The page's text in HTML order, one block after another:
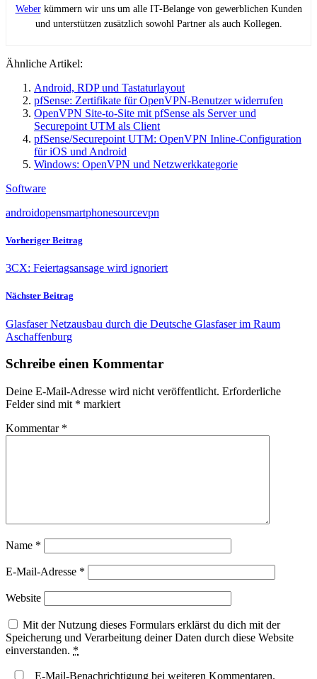
Weberkümmern wir uns um alle IT-Belange von gewerblichen Kunden
und unterstützen zusätzlich sowohl Partner als auch Kollegen.
Ähnliche Artikel:
Android, RDP und Tastaturlayout
pfSense: Zertifikate für OpenVPN-Benutzer widerrufen
OpenVPN Site-to-Site mit pfSense als Server und
Securepoint UTM als Client
pfSense/Securepoint UTM: OpenVPN Inline-Configuration
für iOS und Android
Windows: OpenVPN und Netzwerkkategorie
Software
androidopensmartphonesourcevpn
Vorheriger Beitrag
3CX: Feiertagsansage wird ignoriert
Nächster Beitrag
Glasfaser Netzausbau durch die Deutsche Glasfaser im Raum
Aschaffenburg
Schreibe einen Kommentar
Deine E-Mail-Adresse wird nicht veröffentlicht. Erforderliche
Felder sind mit * markiert
Kommentar *
Name *
E-Mail-Adresse *
Website
Mit der Nutzung dieses Formulars erklärst du dich mit der
Speicherung und Verarbeitung deiner Daten durch diese Website
einverstanden. *
E-Mail-Benachrichtigung bei weiteren Kommentaren.